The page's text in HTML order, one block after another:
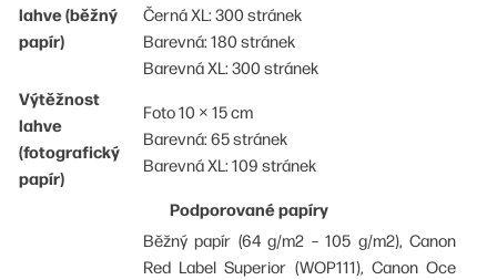
lahve (běžný
papír)
Černá XL: 300 stránek
Barevná: 180 stránek
Barevná XL: 300 stránek
Výtěžnost
lahve
(fotografický
papír)
Foto 10 × 15 cm
Barevná: 65 stránek
Barevná XL: 109 stránek
Podporované papíry
Běžný papír (64 g/m2 – 105 g/m2), Canon
Red Label Superior (WOP111), Canon Oce